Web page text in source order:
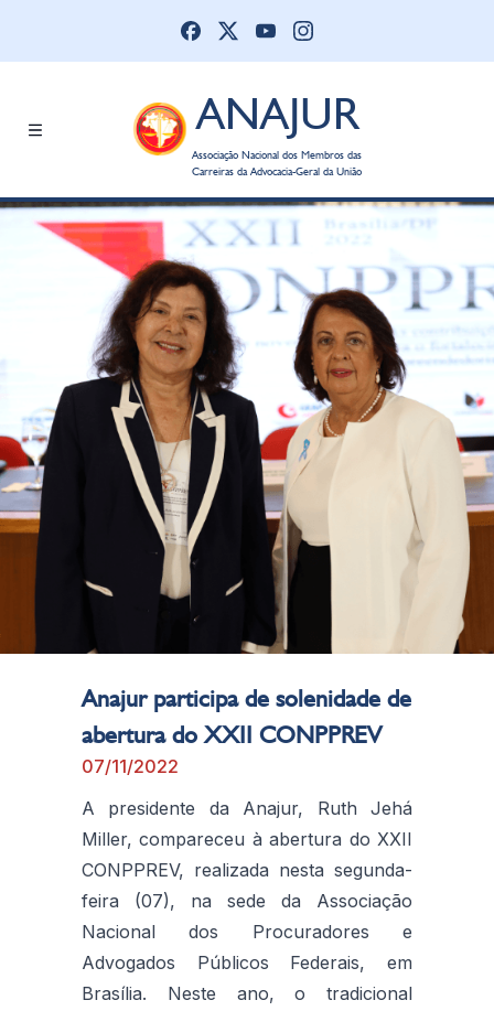
ANAJUR
Associação Nacional dos Membros das
Carreiras da Advocacia-Geral da União
Anajur participa de solenidade de
abertura do XXII CONPPREV
07/11/2022
A presidente da Anajur, Ruth Jehá
Miller, compareceu à abertura do XXII
CONPPREV, realizada nesta segunda-
feira (07), na sede da Associação
Nacional dos Procuradores e
Advogados Públicos Federais, em
Brasília. Neste ano, o tradicional